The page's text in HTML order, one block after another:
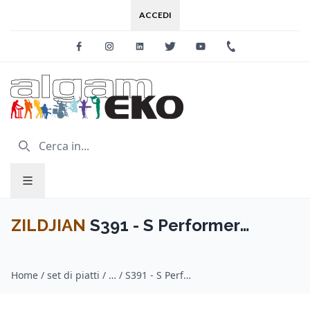
ACCEDI
FacebookInstagramLinkedinTwitter Youtube
ZILDJIAN S391 - S Performer
Home / set di piatti / ZILDJIAN / S391 - S Performer Cymbal Pack